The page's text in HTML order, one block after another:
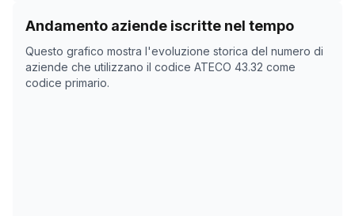
Andamento aziende iscritte nel tempo
Questo grafico mostra l'evoluzione storica del numero di
aziende che utilizzano il codice ATECO 43.32 come
codice primario.
Storico numero di aziende con codice ATECO
Data rilevazione
29/04/2025
4911
01/11/2025